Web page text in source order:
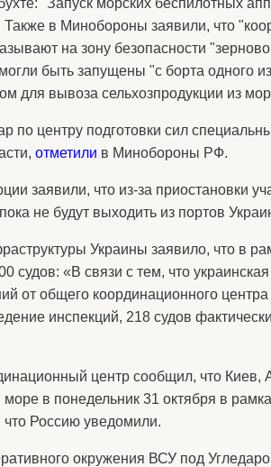
"Запуск морских беспилотных
в Минобороны заявили, что
на зону безопасности
быть запущены "с борта одного
для вывоза сельхозпродукции из
по центру подготовки сил
отметили в Минобороны РФ.
заявили, что из-за приостановки
не будут выходить из портов
Украины заявило, что в
судов: «В связи с тем, что
от общего координационного
инспекций, 218 судов
центр сообщил, что
в понедельник 31 октября в
что Россию уведомили.
окружения ВСУ под